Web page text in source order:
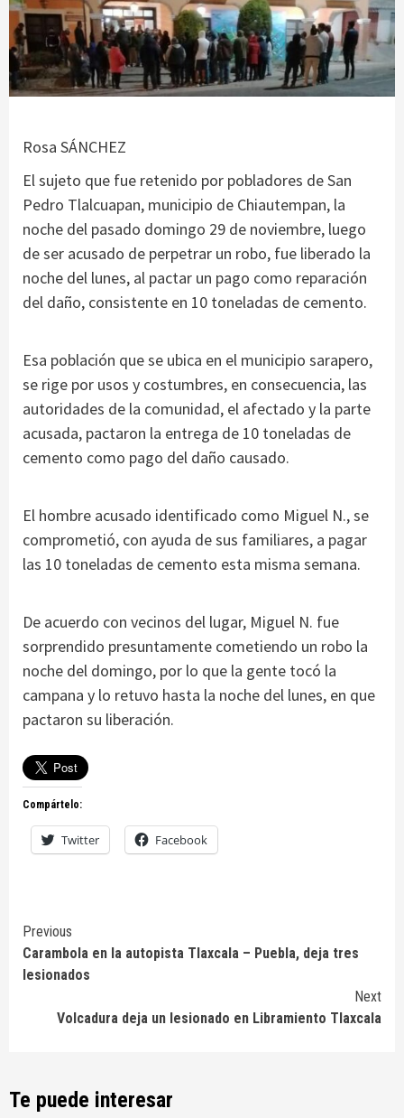
Rosa SÁNCHEZ
El sujeto que fue retenido por pobladores de San
Pedro Tlalcuapan, municipio de Chiautempan, la
noche del pasado domingo 29 de noviembre, luego
de ser acusado de perpetrar un robo, fue liberado la
noche del lunes, al pactar un pago como reparación
del daño, consistente en 10 toneladas de cemento.
Esa población que se ubica en el municipio sarapero,
se rige por usos y costumbres, en consecuencia, las
autoridades de la comunidad, el afectado y la parte
acusada, pactaron la entrega de 10 toneladas de
cemento como pago del daño causado.
El hombre acusado identificado como Miguel N., se
comprometió, con ayuda de sus familiares, a pagar
las 10 toneladas de cemento esta misma semana.
De acuerdo con vecinos del lugar, Miguel N. fue
sorprendido presuntamente cometiendo un robo la
noche del domingo, por lo que la gente tocó la
campana y lo retuvo hasta la noche del lunes, en que
pactaron su liberación.
Compártelo:
Twitter Facebook
Continue
Reading
Previous
Carambola en la autopista Tlaxcala – Puebla, deja tres
lesionados
Next
Volcadura deja un lesionado en Libramiento Tlaxcala
Te puede interesar